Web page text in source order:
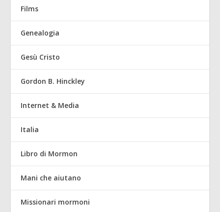
Films
Genealogia
Gesù Cristo
Gordon B. Hinckley
Internet & Media
Italia
Libro di Mormon
Mani che aiutano
Missionari mormoni